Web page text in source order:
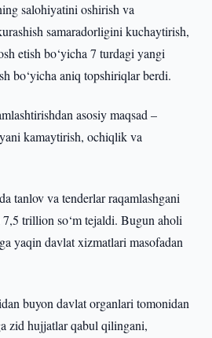
salohiyatini oshirish va
samaradorligini kuchaytirish,
etish bo‘yicha 7 turdagi yangi
bo‘yicha aniq topshiriqlar berdi.
asosiy maqsad –
kamaytirish, ochiqlik va
tanlov va tenderlar raqamlashgani
trillion so‘m tejaldi. Bugun aholi
yaqin davlat xizmatlari masofadan
buyon davlat organlari tomonidan
zid hujjatlar qabul qilingani,